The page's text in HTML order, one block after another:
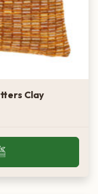
Clay